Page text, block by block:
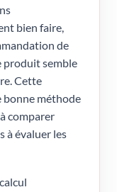
bien faire,
de
produit semble
Cette
bonne méthode
comparer
à évaluer les